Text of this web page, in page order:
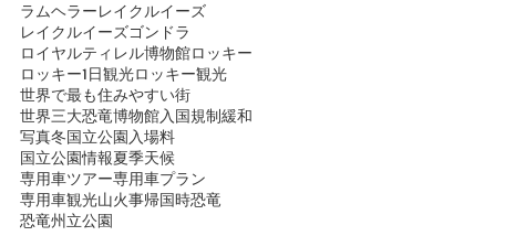
ラムヘラーレイクルイーズ
レイクルイーズゴンドラ
ロイヤルティレル博物館ロッキー
ロッキー1日観光ロッキー観光
世界で最も住みやすい街
世界三大恐竜博物館入国規制緩和
写真冬国立公園入場料
国立公園情報夏季天候
専用車ツアー専用車プラン
専用車観光山火事帰国時恐竜
恐竜州立公園